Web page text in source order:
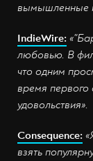
вымышленные
IndieWire:
любовью. В
что одним
время первого
удовольствия».
Consequence:
взять